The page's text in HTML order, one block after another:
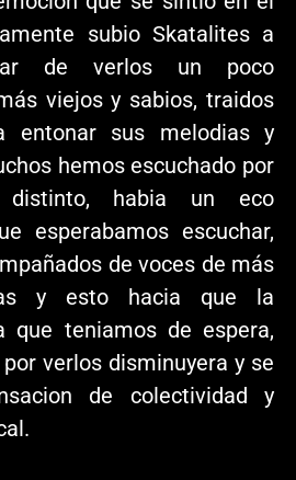
subio Skatalites a
de verlos un poco
viejos y sabios, traidos
entonar sus melodias y
hemos escuchado por
distinto, habia un eco
esperabamos escuchar,
de voces de más
y esto hacia que la
que teniamos de espera,
verlos disminuyera y se
de colectividad y